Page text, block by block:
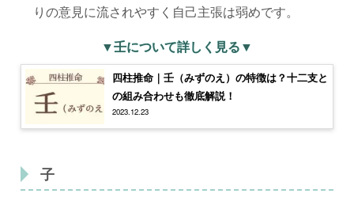
りの意見に流されやすく自己主張は弱めです。
▼壬について詳しく見る▼
四柱推命｜壬（みずのえ）の特徴は？十二支と
の組み合わせも徹底解説！
2023.12.23
子